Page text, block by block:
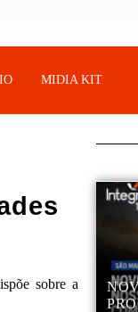
MIDIA KIT
sobre a